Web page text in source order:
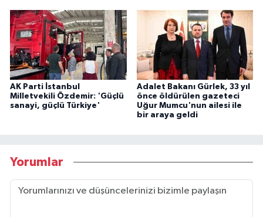
AK Parti İstanbul
Milletvekili Özdemir: 'Güçlü
sanayi, güçlü Türkiye'
Adalet Bakanı Gürlek, 33 yıl
önce öldürülen gazeteci
Uğur Mumcu'nun ailesi ile
bir araya geldi
Yorumlar